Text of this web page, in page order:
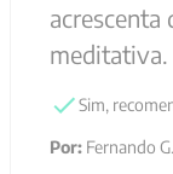
acrescenta
meditativa.
Sim,
Por: Fernando G.